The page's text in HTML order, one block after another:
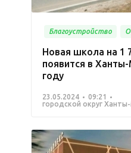
Благоустройство
Новая школа на 1
появится в
году
23.05.2024
09:21
городской округ